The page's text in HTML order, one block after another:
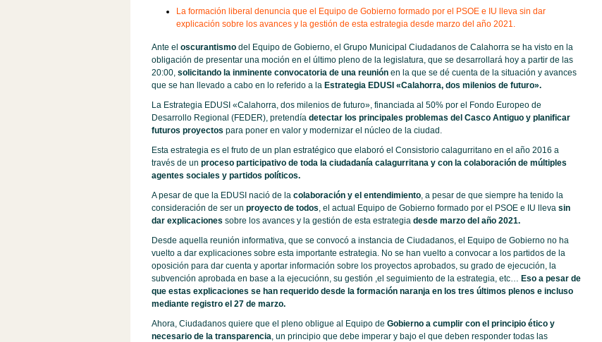
La formación liberal denuncia que el Equipo de Gobierno formado por el PSOE e IU lleva sin dar
explicación sobre los avances y la gestión de esta estrategia desde marzo del año 2021.
Ante el oscurantismodel Equipo de Gobierno, el Grupo Municipal Ciudadanos de Calahorra se ha visto en la
obligación de presentar una moción en el último pleno de la legislatura, que se desarrollará hoy a partir de las
20:00, solicitando la inminente convocatoria de una reuniónen la que se dé cuenta de la situación y avances
que se han llevado a cabo en lo referido a la Estrategia EDUSI «Calahorra, dos milenios de futuro».
La Estrategia EDUSI «Calahorra, dos milenios de futuro», financiada al 50% por el Fondo Europeo de
Desarrollo Regional (FEDER), pretendía detectar los principales problemas del Casco Antiguo y planificar
futuros proyectos para poner en valor y modernizar el núcleo de la ciudad.
Esta estrategia es el fruto de un plan estratégico que elaboró el Consistorio calagurritano en el año 2016 a
través de un proceso participativo de toda la ciudadanía calagurritana y con la colaboración de múltiples
agentes sociales y partidos políticos.
A pesar de que la EDUSI nació de la colaboración y el entendimiento, a pesar de que siempre ha tenido la
consideración de ser un proyecto de todos, el actual Equipo de Gobierno formado por el PSOE e IU lleva sin
dar explicaciones sobre los avances y la gestión de esta estrategia desde marzo del año 2021.
Desde aquella reunión informativa, que se convocó a instancia de Ciudadanos, el Equipo de Gobierno no ha
vuelto a dar explicaciones sobre esta importante estrategia. No se han vuelto a convocar a los partidos de la
oposición para dar cuenta y aportar información sobre los proyectos aprobados, su grado de ejecución, la
subvención aprobada en base a la ejecuciónn, su gestión ,el seguimiento de la estrategia, etc… Eso a pesar de
que estas explicaciones se han requerido desde la formación naranja en los tres últimos plenos e incluso
mediante registro el 27 de marzo.
Ahora, Ciudadanos quiere que el pleno obligue al Equipo de Gobierno a cumplir con el principio ético y
necesario de la transparencia, un principio que debe imperar y bajo el que deben responder todas las